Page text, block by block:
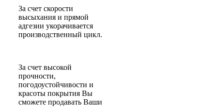
За счет скорости
высыхания и прямой
адгезии укорачивается
производственный цикл.
За счет высокой
прочности,
погодоустойчивости и
красоты покрытия Вы
сможете продавать Ваши